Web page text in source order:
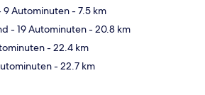
9 Autominuten- 7.5 km
- 19 Autominuten- 20.8 km
- 22.4 km
- 22.7 km